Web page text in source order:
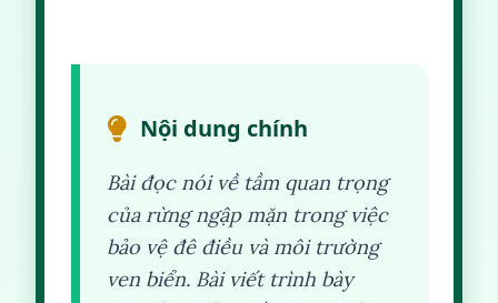
Nội dung chính
Bài đọc nói về tầm quan trọng
của rừng ngập mặn trong việc
bảo vệ đê điều và môi trường
ven biển. Bài viết trình bày